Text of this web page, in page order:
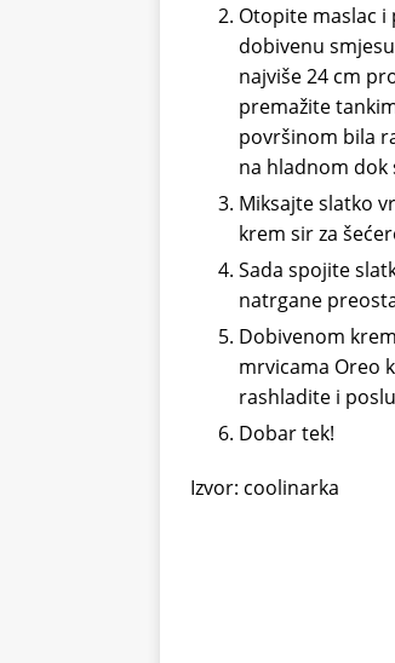
Otopite maslac i
dobivenu
najviše 24 cm
premažite
površinom bila
na hladnom dok
Miksajte slatko
krem sir za
Sada spojite
natrgane
Dobivenom
mrvicama Oreo
rashladite i
Dobar tek!
Izvor: coolinarka